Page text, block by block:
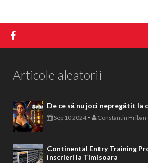
Articole aleatorii
De ce să nu joci nepregătit la
Sep 10 2024- Constantin Hriban
Continental Entry Training
inscrieri la Timisoara